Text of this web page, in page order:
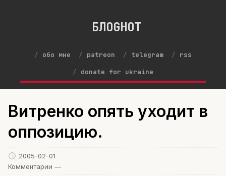
БЛОGНОТ
обо мне patreon telegram
rss
donate for ukraine
Витренко опять уходит в
оппозицию.
2005-02-01
Комментарии —